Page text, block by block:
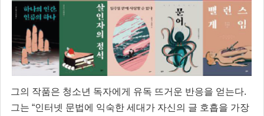
그의 작품은 청소년 독자에게 유독 뜨거운 반응을 얻는다.
그는 “인터넷 문법에 익숙한 세대가 자신의 글 호흡을 가장